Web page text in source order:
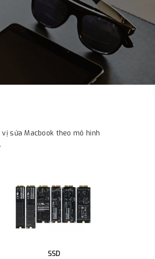
sửa Macbook theo mô hình
SSD